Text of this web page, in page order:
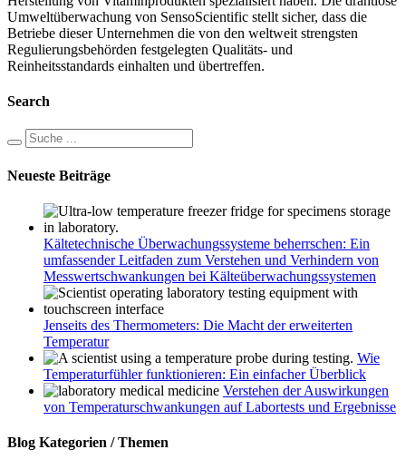
Umweltüberwachung von SensoScientific stellt sicher, dass die
Betriebe dieser Unternehmen die von den weltweit strengsten
Regulierungsbehörden festgelegten Qualitäts- und
Reinheitsstandards einhalten und übertreffen.
Search
Neueste Beiträge
Kältetechnische Überwachungssysteme beherrschen: Ein
umfassender Leitfaden zum Verstehen und Verhindern von
Messwertschwankungen bei Kälteüberwachungssystemen
Jenseits des Thermometers: Die Macht der erweiterten
Temperatur
Wie
Temperaturfühler funktionieren: Ein einfacher Überblick
Verstehen der Auswirkungen
von Temperaturschwankungen auf Labortests und Ergebnisse
Blog Kategorien / Themen